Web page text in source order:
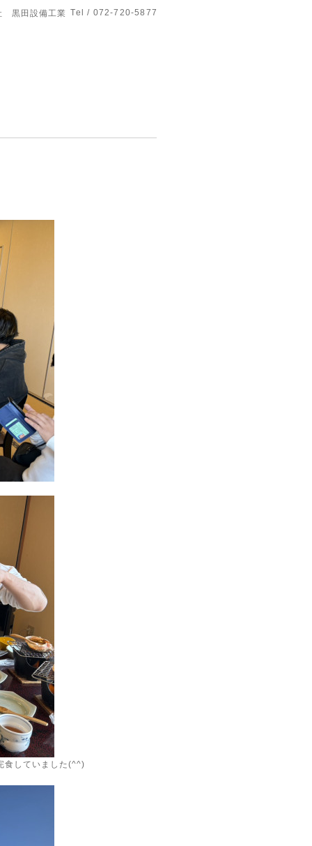
黒田設備工業 Tel / 072-720-5877
食していました(^^)